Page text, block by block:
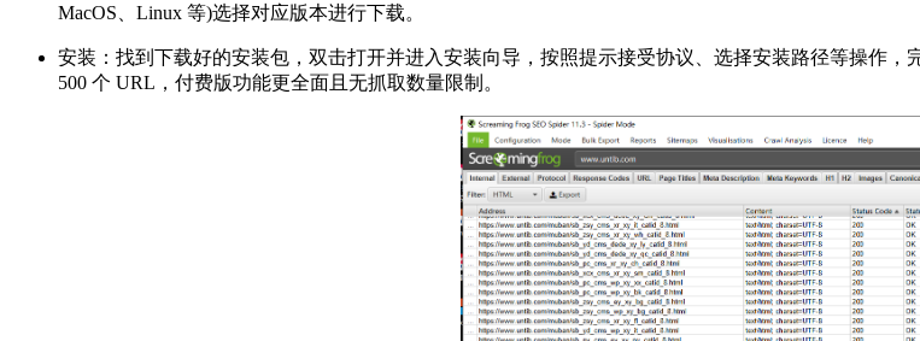
MacOS、Linux 等)选择对应版本进行下载。
安装：找到下载好的安装包，双击打开并进入安装向导，按照提示接受协议、选择安装路径等操作
500 个 URL，付费版功能更全面且无抓取数量限制。